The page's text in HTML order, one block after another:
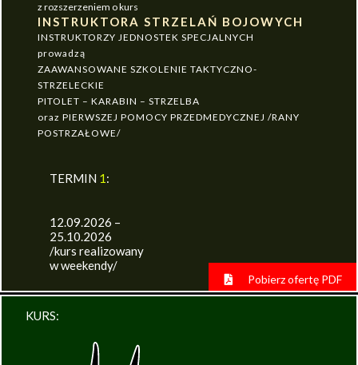
z rozszerzeniem o kurs
INSTRUKTORA STRZELAŃ BOJOWYCH
INSTRUKTORZY JEDNOSTEK SPECJALNYCH
prowadzą
ZAAWANSOWANE SZKOLENIE TAKTYCZNO-
STRZELECKIE
PITOLET – KARABIN – STRZELBA
oraz PIERWSZEJ POMOCY PRZEDMEDYCZNEJ /RANY
POSTRZAŁOWE/
TERMIN 1:
12.09.2026 –
25.10.2026
/kurs realizowany
w weekendy/
Pobierz ofertę PDF
KURS: